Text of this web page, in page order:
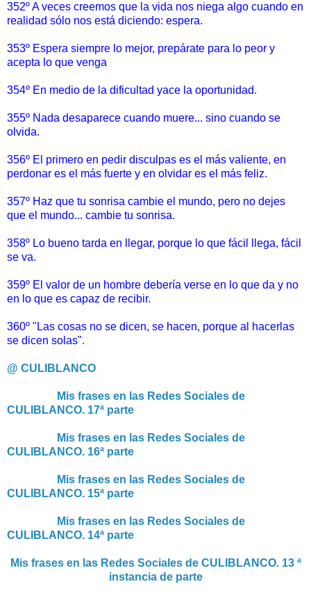
352º A veces creemos que la vida nos niega algo cuando en
realidad sólo nos está diciendo: espera.
353º Espera siempre lo mejor, prepárate para lo peor y
acepta lo que venga
354º En medio de la dificultad yace la oportunidad.
355º Nada desaparece cuando muere... sino cuando se
olvida.
356º El primero en pedir disculpas es el más valiente, en
perdonar es el más fuerte y en olvidar es el más feliz.
357º Haz que tu sonrisa cambie el mundo, pero no dejes
que el mundo... cambie tu sonrisa.
358º Lo bueno tarda en llegar, porque lo que fácil llega, fácil
se va.
359º El valor de un hombre debería verse en lo que da y no
en lo que es capaz de recibir.
360º "Las cosas no se dicen, se hacen, porque al hacerlas
se dicen solas".
@ CULIBLANCO
Mis frases en las Redes Sociales de
CULIBLANCO. 17ª parte
Mis frases en las Redes Sociales de
CULIBLANCO. 16ª parte
Mis frases en las Redes Sociales de
CULIBLANCO. 15ª parte
Mis frases en las Redes Sociales de
CULIBLANCO. 14ª parte
Mis frases en las Redes Sociales de CULIBLANCO. 13 ª
instancia de parte